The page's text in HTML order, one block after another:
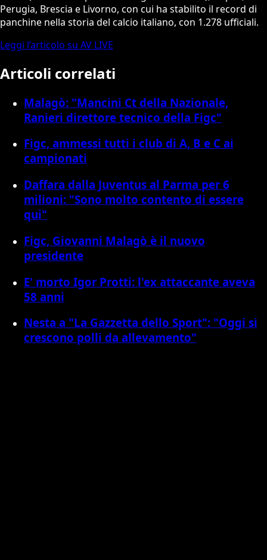
Perugia, Brescia e Livorno, con cui ha stabilito il record di
panchine nella storia del calcio italiano, con 1.278 ufficiali.
Leggi l’articolo su AV LIVE
Articoli correlati
Malagò: "Mancini Ct della Nazionale,
Ranieri direttore tecnico della Figc"
Figc, ammessi tutti i club di A, B e C ai
campionati
Daffara dalla Juventus al Parma per 6
milioni: "Sono molto contento di essere
qui"
Figc, Giovanni Malagò è il nuovo
presidente
E' morto Igor Protti: l'ex attaccante aveva
58 anni
Nesta a "La Gazzetta dello Sport": "Oggi si
crescono polli da allevamento"